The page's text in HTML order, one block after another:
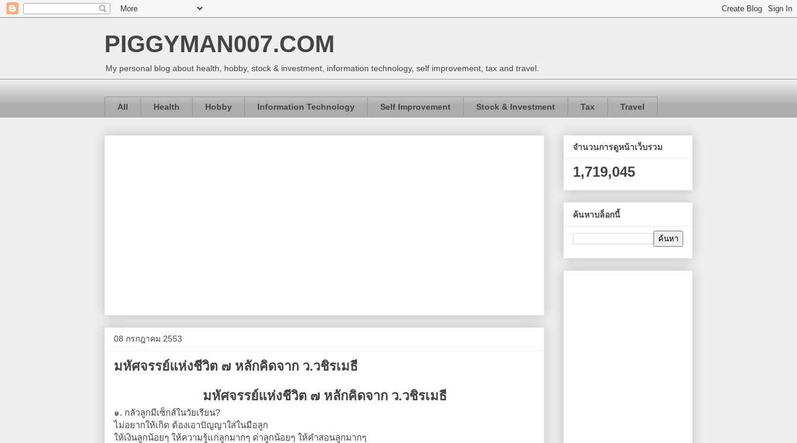
PIGGYMAN007.COM
My personal blog about health, hobby, stock & investment, information technology, self improvement, tax and travel.
All Health Hobby Information Technology Self Improvement Stock & Investment Tax Travel
08 กรกฎาคม 2553
มหัศจรรย์แห่งชีวิต ๗ หลักคิดจาก ว.วชิรเมธี
มหัศจรรย์แห่งชีวิต ๗ หลักคิดจาก ว.วชิรเมธี
๑. กลัวลูกมีเซ็กส์ในวัยเรียน?
ไม่อยากให้เกิด ต้องเอาปัญญาใส่ในมือลูก
ให้เงินลูกน้อยๆ ให้ความรู้แก่ลูกมากๆ ด่าลูกน้อยๆ ให้คำสอนลูกมากๆ
จำนวนการดูหน้าเว็บรวม
1,719,045
ค้นหาบล็อกนี้